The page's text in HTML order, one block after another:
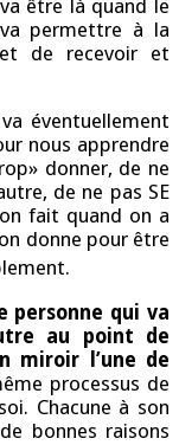
être là quand le
permettre à la
de recevoir et
éventuellement
nous apprendre
donner, de ne
de ne pas SE
fait quand on a
donne pour être
personne qui va
au point de
miroir l’une de
processus de
Chacune à son
bonnes raisons